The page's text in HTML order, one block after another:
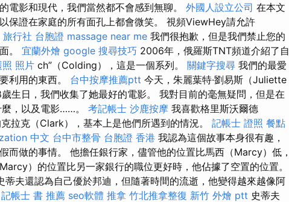
電影和現代，我們當然都不會感到無聊。 外國人設立公司 在本文
保證在家庭的所有面孔上都會微笑。 視頻ViewHey請允許
旅行社 台胞證 massage near me 我們很抱歉，但是我們禁止您的
。 宜蘭外燴 google 搜尋技巧 2006年，俄羅斯TNT頻道介紹了自
照 照片 ch”（Colding），這是一個系列。 關鍵字搜尋 我們的最愛
利用的東西。 台中按摩推薦ptt 今天，朱麗葉特·劉易斯（Juliette
生日，我們收集了她最好的電影。 我對目前的毫無疑問，但是在
，以及電影……。 考記帳士 沙鹿按摩 我喜歡格里斯沃爾德
拉克（Clark），基本上是他們所遇到的情況。 記帳士 證照 餐點
中文 台中市整骨 台胞證 香港 我認為這個故事本身很有趣，
而做的事情。 他擔任銀行家，儘管他的位置比馬西（Marcy）低，
）的位置比另一家銀行的職位更好時，他佔據了空置的位置。
蒂夫還認為自己優於邦迪，但隨著時間的流逝，他變得越來越像阿
記帳士 書 推薦 seo軟體 推拿 竹北推拿整復 新竹 外燴 ptt 史蒂夫